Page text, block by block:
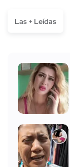
Las + Leídas